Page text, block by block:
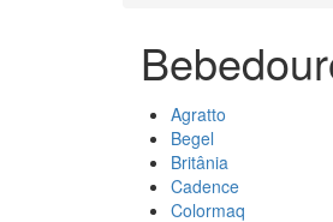
Agratto
Begel
Britânia
Cadence
Colormaq